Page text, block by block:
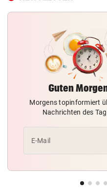
Guten
Morgens topinformiert
Nachrichten des
E-Mail